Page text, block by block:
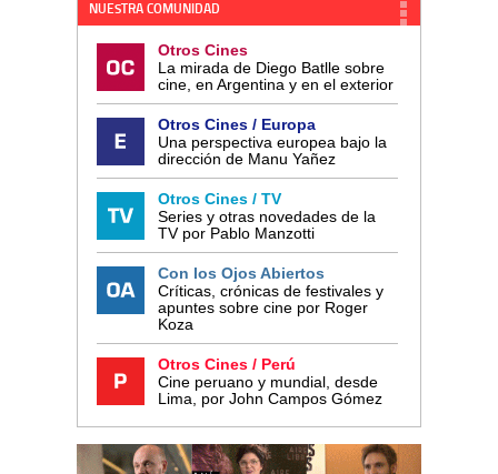
NUESTRA COMUNIDAD
Otros Cines
La mirada de Diego Batlle sobre
cine, en Argentina y en el exterior
Otros Cines / Europa
Una perspectiva europea bajo la
dirección de Manu Yañez
Otros Cines / TV
Series y otras novedades de la
TV por Pablo Manzotti
Con los Ojos Abiertos
Críticas, crónicas de festivales y
apuntes sobre cine por Roger
Koza
Otros Cines / Perú
Cine peruano y mundial, desde
Lima, por John Campos Gómez